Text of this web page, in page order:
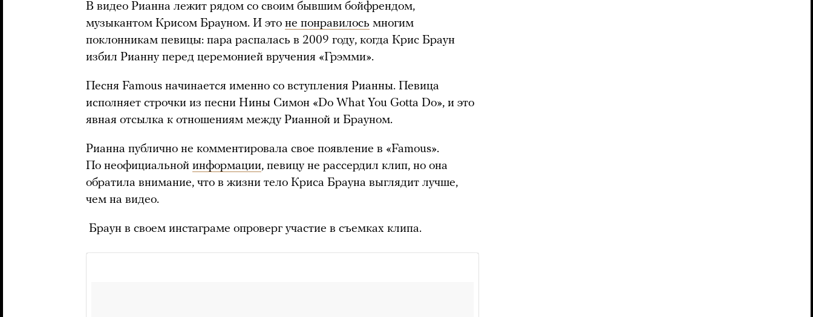
В видео Рианна лежит рядом со своим бывшим бойфрендом,
музыкантом Крисом Брауном. И это не понравилось многим
поклонникам певицы: пара распалась в 2009 году, когда Крис Браун
избил Рианну перед церемонией вручения «Грэмми».
Песня Famous начинается именно со вступления Рианны. Певица
исполняет строчки из песни Нины Симон «Do What You Gotta Do», и это
явная отсылка к отношениям между Рианной и Брауном.
Рианна публично не комментировала свое появление в «Famous».
По неофициальной информации, певицу не рассердил клип, но она
обратила внимание, что в жизни тело Криса Брауна выглядит лучше,
чем на видео.
Браун в своем инстаграме опроверг участие в съемках клипа.